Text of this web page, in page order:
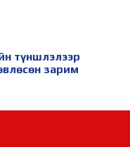
түншлэлээр
зарим